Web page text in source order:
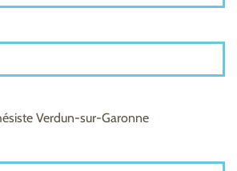
Verdun-sur-Garonne